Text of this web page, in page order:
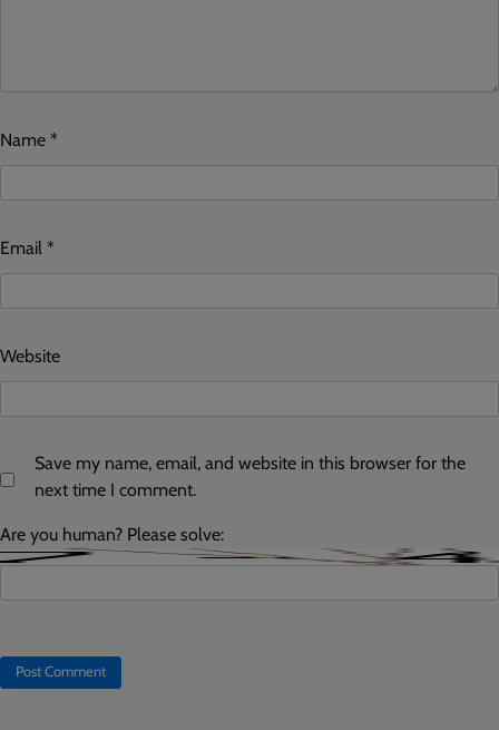
Name *
Email *
Website
Save my name, email, and website in this browser for the
next time I comment.
Are you human? Please solve: